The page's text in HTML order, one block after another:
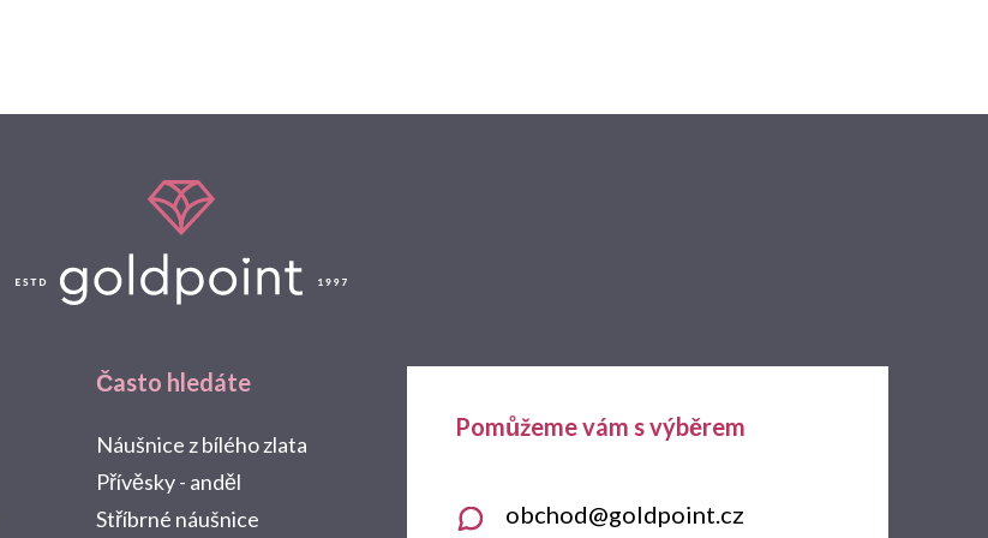
Často hledáte
Náušnice z bílého zlata
Přívěsky - anděl
Stříbrné náušnice
obchod@goldpoint.cz